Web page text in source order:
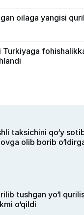
oilaga yangisi
Turkiyaga
taksichini qo‘y
olib borib
tushgan yo‘l
o‘qildi